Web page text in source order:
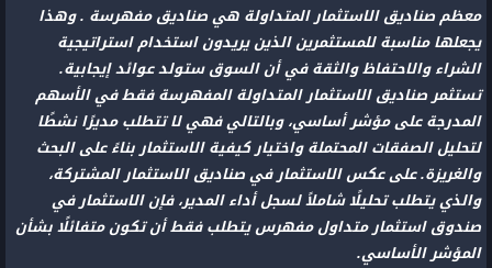
معظم صناديق الاستثمار المتداولة هي صناديق مفهرسة . وهذا
يجعلها مناسبة للمستثمرين الذين يريدون استخدام استراتيجية
الشراء والاحتفاظ والثقة في أن السوق ستولد عوائد إيجابية.
تستثمر صناديق الاستثمار المتداولة المفهرسة فقط في الأسهم
المدرجة على مؤشر أساسي، وبالتالي فهي لا تتطلب مديرًا نشطًا
لتحليل الصفقات المحتملة واختيار كيفية الاستثمار بناءً على البحث
والغريزة. على عكس الاستثمار في صناديق الاستثمار المشتركة،
والذي يتطلب تحليلًا شاملاً لسجل أداء المدير، فإن الاستثمار في
صندوق استثمار متداول مفهرس يتطلب فقط أن تكون متفائلًا بشأن
المؤشر الأساسي.